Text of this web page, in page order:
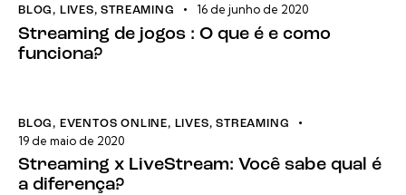
BLOG , LIVES,STREAMING 16 de junho de 2020
Streaming de jogos : O que é e como
funciona?
BLOG , EVENTOS ONLINE, LIVES,STREAMING
19 de maio de 2020
Streaming x LiveStream: Você sabe qual é
a diferença?